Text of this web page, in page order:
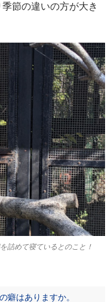
節の違いの方が大き
詰めて寝ているとのこと！
癖はありますか。